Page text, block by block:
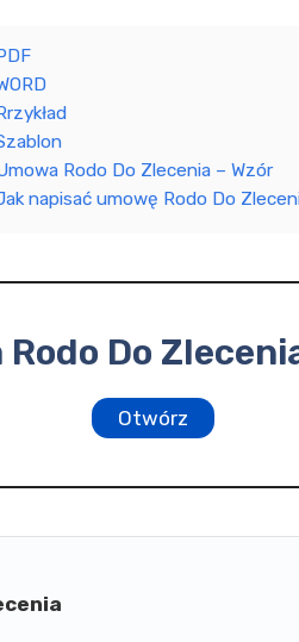
Rodo Do Zlecenia – Wzór
napisać umowę Rodo Do
Rodo Do
Otwórz